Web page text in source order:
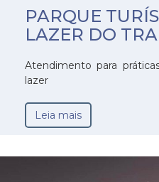
PARQUE
LAZER DO
Atendimento para
lazer
Leia mais